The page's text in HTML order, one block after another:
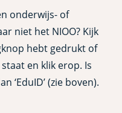
onderwijs- of
niet het NIOO? Kijk
hebt gedrukt of
en klik erop. Is
‘EduID’ (zie boven).